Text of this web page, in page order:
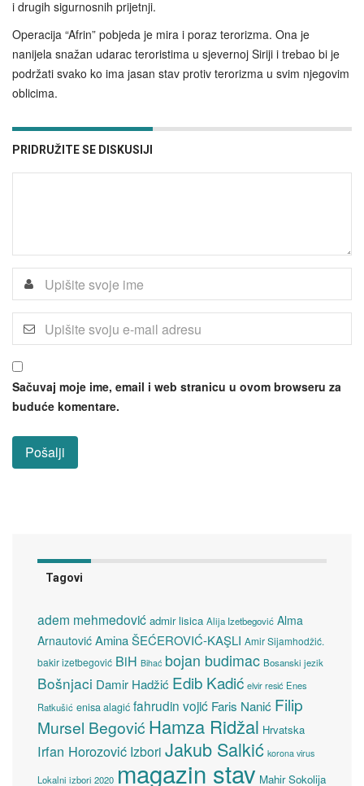
i drugih sigurnosnih prijetnji.
Operacija “Afrin” pobjeda je mira i poraz terorizma. Ona je
nanijela snažan udarac teroristima u sjevernoj Siriji i trebao bi je
podržati svako ko ima jasan stav protiv terorizma u svim njegovim
oblicima.
PRIDRUŽITE SE DISKUSIJI
Sačuvaj moje ime, email i web stranicu u ovom browseru za
buduće komentare.
Tagovi
adem mehmedović admir lisica Alija Izetbegović Alma
Arnautović Amina ŠEĆEROVIĆ-KAŞLI Amir Sijamhodžić.
bakir izetbegović BiH Bihać bojan budimac Bosanski jezik
Bošnjaci Damir Hadžić Edib Kadić elvir resić Enes
Ratkušić enisa alagić fahrudin vojić Faris Nanić Filip
Mursel Begović Hamza Ridžal Hrvatska
Irfan Horozović Izbori Jakub Salkić korona virus
Lokalni izbori 2020 magazin stav Mahir Sokolija